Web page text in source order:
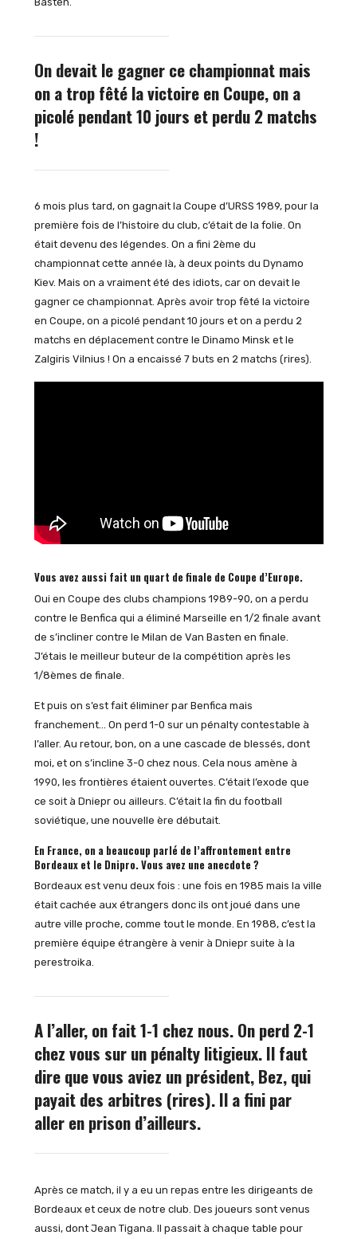
On devait le gagner ce championnat mais
on a trop fêté la victoire en Coupe, on a
picolé pendant 10 jours et perdu 2 matchs
!
6 mois plus tard, on gagnait la Coupe d’URSS 1989, pour la
première fois de l’histoire du club, c’était de la folie. On
était devenu des légendes. On a fini 2ème du
championnat cette année là, à deux points du Dynamo
Kiev. Mais on a vraiment été des idiots, car on devait le
gagner ce championnat. Après avoir trop fêté la victoire
en Coupe, on a picolé pendant 10 jours et on a perdu 2
matchs en déplacement contre le Dinamo Minsk et le
Zalgiris Vilnius ! On a encaissé 7 buts en 2 matchs (rires).
Vous avez aussi fait un quart de finale de Coupe d’Europe.
Oui en Coupe des clubs champions 1989-90, on a perdu
contre le Benfica qui a éliminé Marseille en 1/2 finale avant
de s’incliner contre le Milan de Van Basten en finale.
J’étais le meilleur buteur de la compétition après les
1/8èmes de finale.
Et puis on s’est fait éliminer par Benfica mais
franchement… On perd 1-0 sur un pénalty contestable à
l’aller. Au retour, bon, on a une cascade de blessés, dont
moi, et on s’incline 3-0 chez nous. Cela nous amène à
1990, les frontières étaient ouvertes. C’était l’exode que
ce soit à Dniepr ou ailleurs. C’était la fin du football
soviétique, une nouvelle ère débutait.
En France, on a beaucoup parlé de l’affrontement entre
Bordeaux et le Dnipro. Vous avez une anecdote ?
Bordeaux est venu deux fois : une fois en 1985 mais la ville
était cachée aux étrangers donc ils ont joué dans une
autre ville proche, comme tout le monde. En 1988, c’est la
première équipe étrangère à venir à Dniepr suite à la
perestroika.
A l’aller, on fait 1-1 chez nous. On perd 2-1
chez vous sur un pénalty litigieux. Il faut
dire que vous aviez un président, Bez, qui
payait des arbitres (rires). Il a fini par
aller en prison d’ailleurs.
Après ce match, il y a eu un repas entre les dirigeants de
Bordeaux et ceux de notre club. Des joueurs sont venus
aussi, dont Jean Tigana. Il passait à chaque table pour